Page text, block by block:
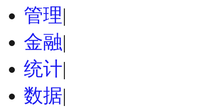
管理|
金融|
统计|
数据|